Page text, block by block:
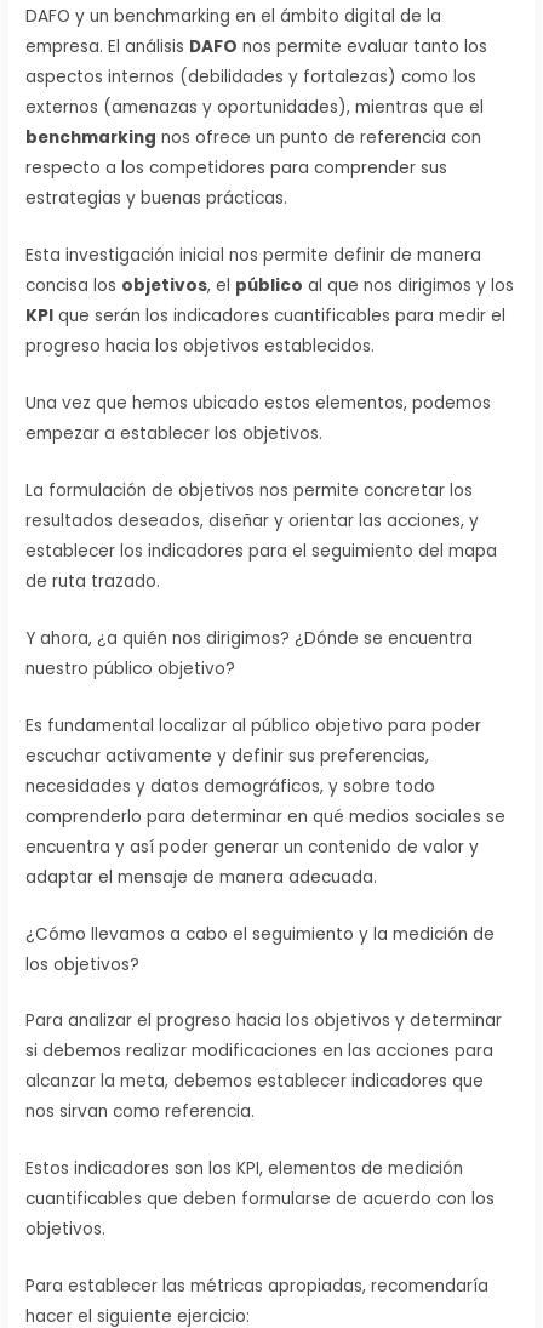
DAFO y un benchmarking en el ámbito digital de la
empresa. El análisis DAFO nos permite evaluar tanto los
aspectos internos (debilidades y fortalezas) como los
externos (amenazas y oportunidades), mientras que el
benchmarking nos ofrece un punto de referencia con
respecto a los competidores para comprender sus
estrategias y buenas prácticas.
Esta investigación inicial nos permite definir de manera
concisa los objetivos, el público al que nos dirigimos y los
KPI que serán los indicadores cuantificables para medir el
progreso hacia los objetivos establecidos.
Una vez que hemos ubicado estos elementos, podemos
empezar a establecer los objetivos.
La formulación de objetivos nos permite concretar los
resultados deseados, diseñar y orientar las acciones, y
establecer los indicadores para el seguimiento del mapa
de ruta trazado.
Y ahora, ¿a quién nos dirigimos? ¿Dónde se encuentra
nuestro público objetivo?
Es fundamental localizar al público objetivo para poder
escuchar activamente y definir sus preferencias,
necesidades y datos demográficos, y sobre todo
comprenderlo para determinar en qué medios sociales se
encuentra y así poder generar un contenido de valor y
adaptar el mensaje de manera adecuada.
¿Cómo llevamos a cabo el seguimiento y la medición de
los objetivos?
Para analizar el progreso hacia los objetivos y determinar
si debemos realizar modificaciones en las acciones para
alcanzar la meta, debemos establecer indicadores que
nos sirvan como referencia.
Estos indicadores son los KPI, elementos de medición
cuantificables que deben formularse de acuerdo con los
objetivos.
Para establecer las métricas apropiadas, recomendaría
hacer el siguiente ejercicio: